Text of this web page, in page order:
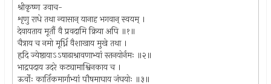
श्रीकृष्ण उवाच-
शृणु राधे तथा न्यासान् यानाह भगवान् स्वयम् ।
देवायताय मूर्तौ वै प्रवदामि क्रिया अपि ॥१॥
चैत्राय च नमो मूर्ध्नि वैशाखाय मुखे तथा ।
हृदि ज्येष्ठायाऽऽषाढाश्रावणाभ्यां स्तनयोर्नमः ॥२॥
भाद्रपदाय उदरे कट्यामाश्विनकाय च ।
ऊर्वोः कार्तिकमार्गाभ्यां पौषमाघाय जंघयोः ॥३॥